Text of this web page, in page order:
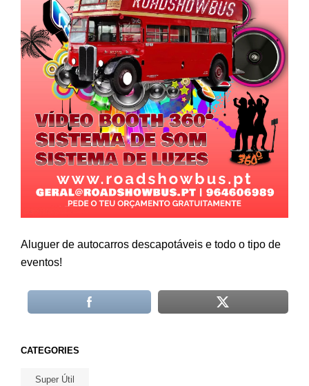
Aluguer de autocarros descapotáveis e todo o tipo de
eventos!
CATEGORIES
Super Útil